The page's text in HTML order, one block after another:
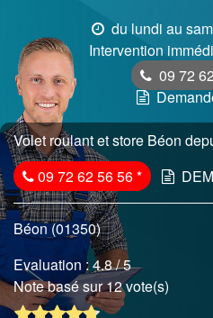
du lundi au
Intervention
09 72
Volet roulant et store Béon
09 72 62 56 56*
Béon (01350)
Evaluation :4.8/ 5
Note basé sur 12 vote(s)